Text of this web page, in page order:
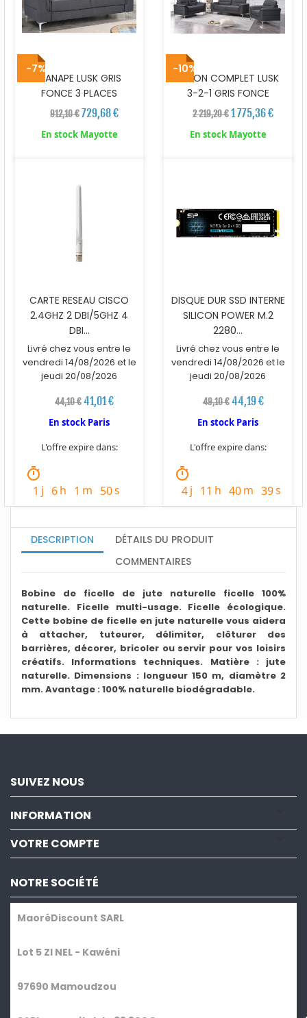
CANAPE LUSK GRIS
FONCE 3 PLACES
912,10 €729,68 €
En stock Mayotte
SALON COMPLET LUSK
3-2-1 GRIS FONCE
2 219,20 €1 775,36 €
En stock Mayotte
-7%
CARTE RESEAU CISCO
2.4GHZ 2 DBI/5GHZ 4
DBI...
Livré chez vous entre le
vendredi 14/08/2026 et le
jeudi 20/08/2026
44,10 €41,01 €
En stock Paris
L'offre expire dans:
timer
1 j 6h 1 m 48s
-10%
DISQUE DUR SSD INTERNE
SILICON POWER M.2
2280...
Livré chez vous entre le
vendredi 14/08/2026 et le
jeudi 20/08/2026
49,10 € 44,19 €
En stock Paris
L'offre expire dans:
timer
4j 11 h 40m 37s
DESCRIPTION
DÉTAILS DU PRODUIT
COMMENTAIRES
Bobine de ficelle de jute naturelle ficelle 100%
naturelle. Ficelle multi-usage. Ficelle écologique.
Cette bobine de ficelle en jute naturelle vous aidera
à attacher, tuteurer, délimiter, clôturer des
barrières, décorer, bricoler ou servir pour vos loisirs
créatifs. Informations techniques. Matière : jute
naturelle. Dimensions : longueur 150 m, diamètre 2
mm. Avantage : 100% naturelle biodégradable.
SUIVEZ NOUS
INFORMATION
VOTRE COMPTE
NOTRE SOCIÉTÉ
MaoréDiscount SARL
Lot 5 ZI NEL - Kawéni
97690 Mamoudzou